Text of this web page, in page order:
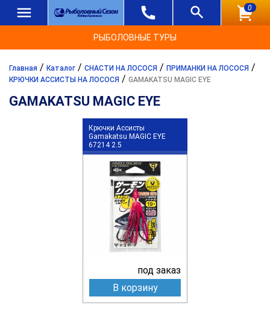
0
РЫБОЛОВНЫЕ ТУРЫ
Главная / Каталог / СНАСТИ НА ЛОСОСЯ / ПРИМАНКИ НА ЛОСОСЯ /
КРЮЧКИ АССИСТЫ НА ЛОСОСЯ / GAMAKATSU MAGIC EYE
GAMAKATSU MAGIC EYE
Крючки Ассисты
Gamakatsu MAGIC EYE
67214 2.5
под заказ
В корзину